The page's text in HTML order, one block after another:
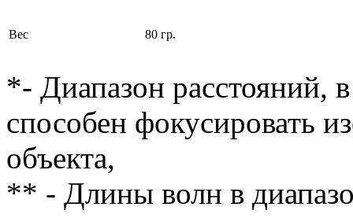
Вес 80 гр.
*- Диапазон расстояний,
способен фокусировать
объекта,
** - Длины волн в